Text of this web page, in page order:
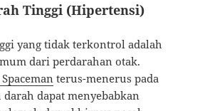
Tinggi (Hipertensi)
yang tidak terkontrol adalah
dari perdarahan otak.
Spaceman terus-menerus pada
dapat menyebabkan